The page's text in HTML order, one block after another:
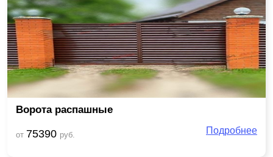
Ворота распашные
от 75390 руб. Подробнее